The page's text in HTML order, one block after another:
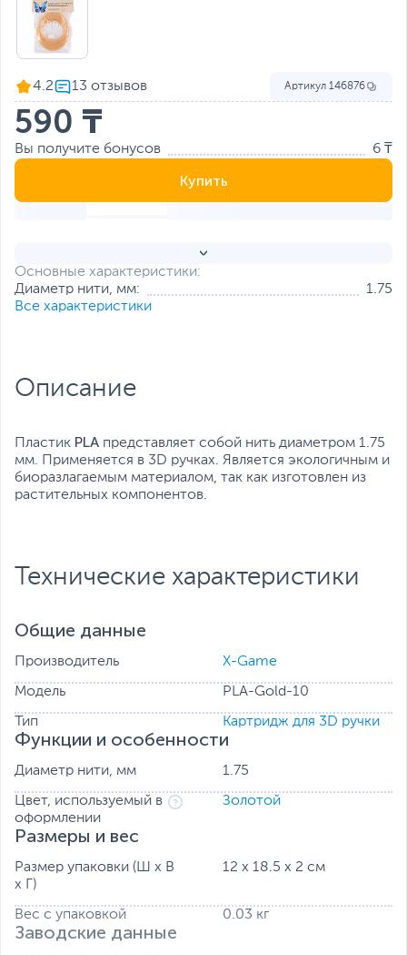
Основные характеристики:
Диаметр нити, мм:
1.75
Все характеристики
4.2 Артикул 146876
590 ₸
Вы получите бонусов 6 ₸
Купить
Описание
Пластик PLA представляет собой нить диаметром 1.75
мм. Применяется в 3D ручках. Является экологичным и
биоразлагаемым материалом, так как изготовлен из
растительных компонентов.
Технические характеристики
Общие данные
Производитель X-Game
Модель PLA-Gold-10
Тип Картридж для 3D ручки
Функции и особенности
Диаметр нити, мм 1.75
Цвет, используемый в
оформлении
Золотой
Размеры и вес
Размер упаковки (Ш х В
х Г)
12 x 18.5 x 2 см
Вес с упаковкой 0.03 кг
Заводские данные